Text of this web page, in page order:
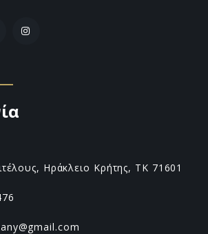
Ηράκλειο Κρήτης, ΤΚ 71601